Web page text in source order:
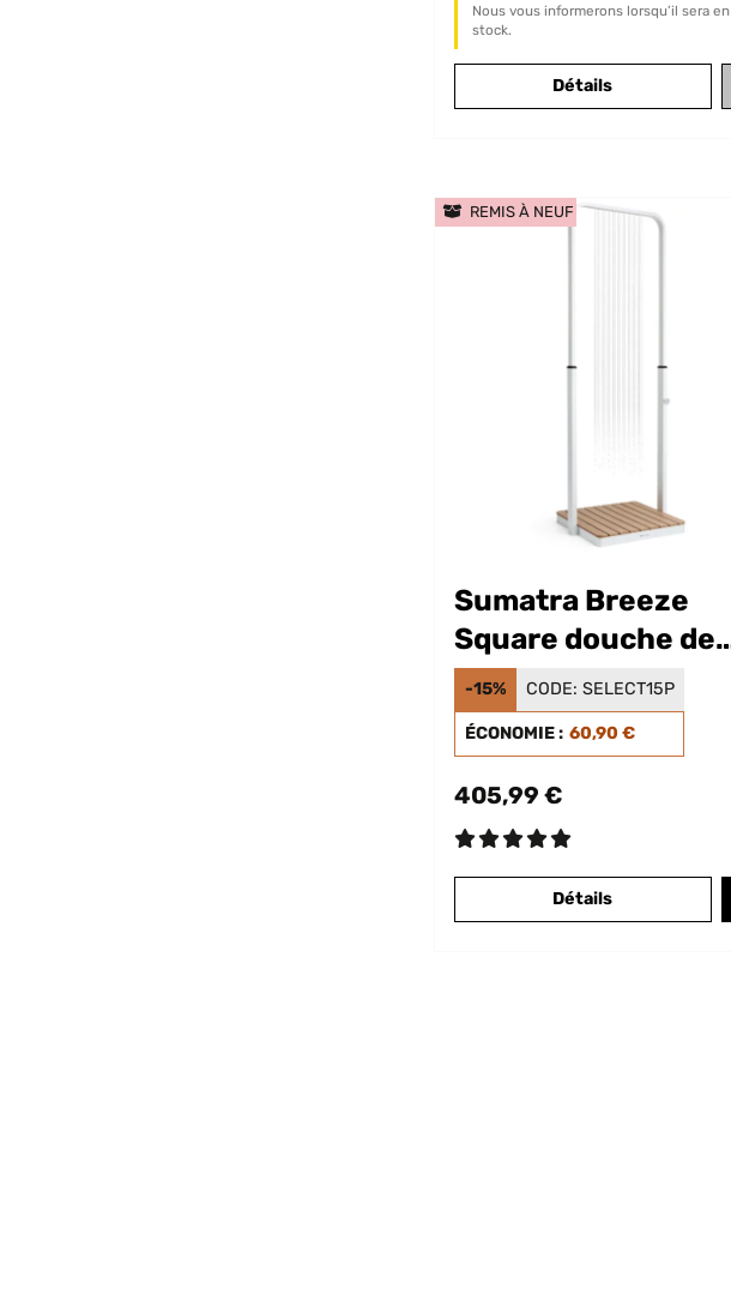
Nous vous informerons lorsqu’il sera en
stock.
Détails
Sumatra Breeze
Square douche de
jardin
-15% CODE: SELECT15P
ÉCONOMIE : 60,90 €
405,99 €
Détails
REMIS À NEUF